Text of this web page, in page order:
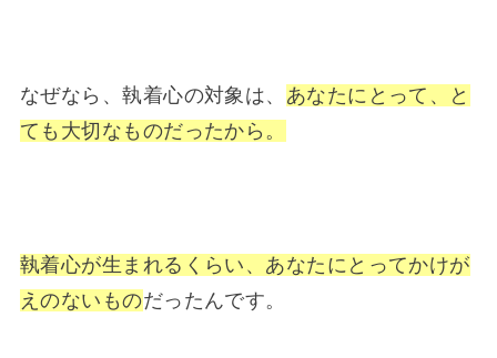
なぜなら、執着心の対象は、 あなたにとって、
と
ても大切なものだったから。
執着心が生まれるくらい、あなたにとってかけが
えのないものだったんです。